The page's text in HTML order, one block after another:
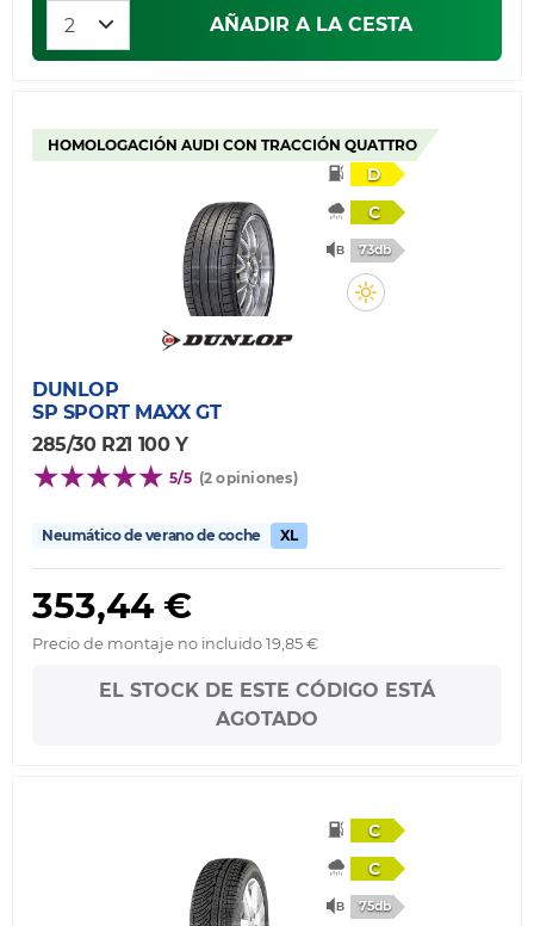
AÑADIR A LA CESTA
HOMOLOGACIÓN AUDI CON TRACCIÓN QUATTRO
D
C
73db
DUNLOP
SP SPORT MAXX GT
285/30 R21 100 Y
5/5 (2 opiniones)
Neumático de verano de coche XL
353,44 €
Precio de montaje no incluido 19,85 €
EL STOCK DE ESTE CÓDIGO ESTÁ
AGOTADO
C
C
75db